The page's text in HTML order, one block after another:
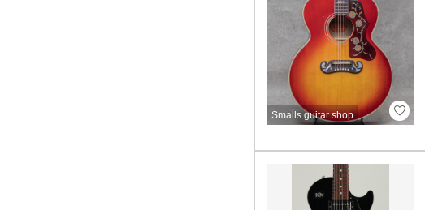
Smalls guitar shop